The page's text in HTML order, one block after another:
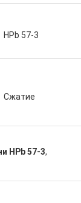
HPb 57-3
Сжатие
HPb 57-3,